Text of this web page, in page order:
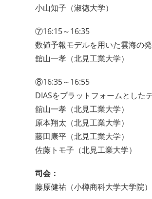
小山知子（淑徳大学）
⑦16:15～16:35
数値予報モデルを用いた雲海の
舘山一孝（北見工業大学）
⑧16:35～16:55
DIASをプラットフォームとした
舘山一孝（北見工業大学）
原本翔太（北見工業大学）
藤田康平（北見工業大学）
佐藤トモ子（北見工業大学）
司会：
藤原健祐（小樽商科大学大学院）